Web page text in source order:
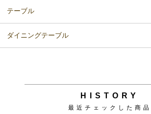
テーブル
ダイニングテーブル
HISTORY
最近チェックした商品